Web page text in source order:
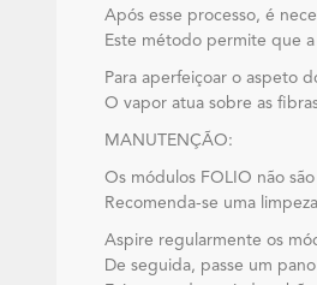
Após esse processo, é
Este método permite que
Para aperfeiçoar o aspeto
O vapor atua sobre as
MANUTENÇÃO:
Os módulos FOLIO não são
Recomenda-se uma
Aspire regularmente os
De seguida, passe um